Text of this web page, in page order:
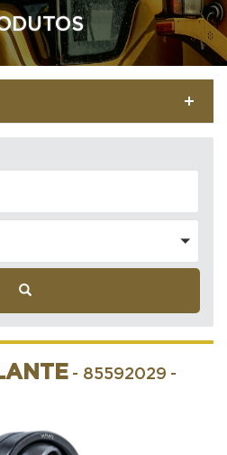
- 85592029 -